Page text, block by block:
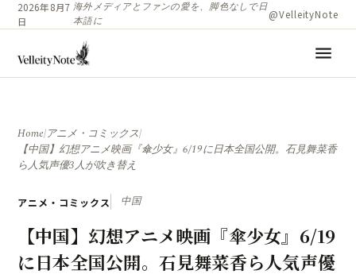
2026年8月7
日
海外メディアとファンの愛を、脚色なしで日
本語に
@VelleityNote
menu
Home/アニメ・コミックス/
【中国】幻想アニメ映画『傘少女』6/19に日本全国公開。石見舞菜香
ら人気声優3人が吹き替え
アニメ・コミックス 中国
【中国】幻想アニメ映画『傘少女』6/19
に日本全国公開。石見舞菜香ら人気声優